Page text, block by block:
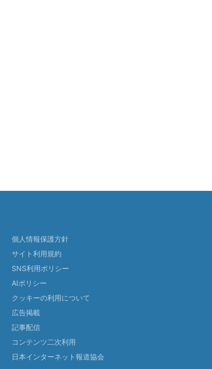
個人情報保護方針
サイト利用規約
SNS利用ポリシー
AIポリシー
クッキーの利用について
広告掲載
記事配信
コンテンツ二次利用
日本インターネット報道協会